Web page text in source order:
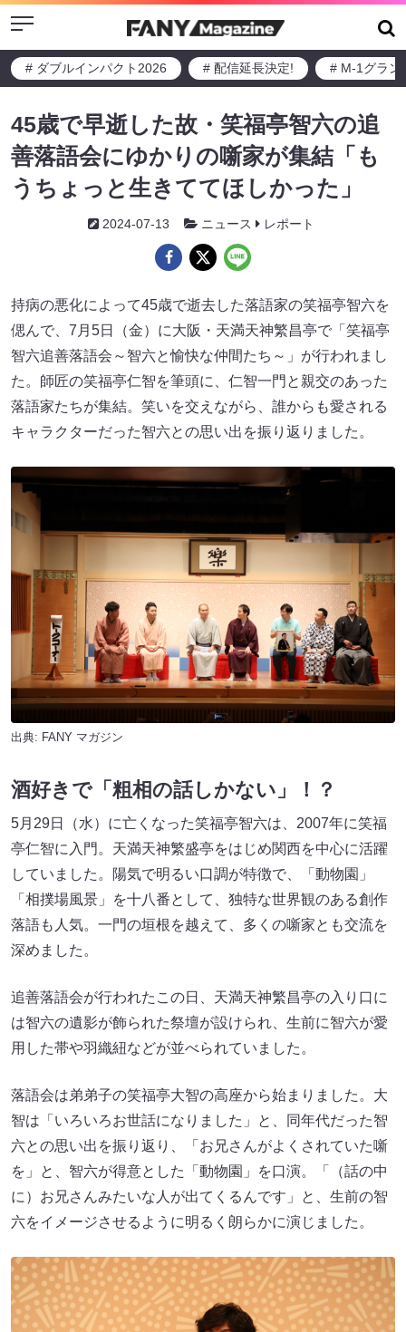
Menu
# ダブルインパクト2026 # 配信延長決定! # M-1グラン
45歳で早逝した故・笑福亭智六の追
善落語会にゆかりの噺家が集結「も
うちょっと生きててほしかった」
2024-07-13 ニュース レポート
持病の悪化によって45歳で逝去した落語家の笑福亭智六を
偲んで、7月5日（金）に大阪・天満天神繁昌亭で「笑福亭
智六追善落語会～智六と愉快な仲間たち～」が行われまし
た。師匠の笑福亭仁智を筆頭に、仁智一門と親交のあった
落語家たちが集結。笑いを交えながら、誰からも愛される
キャラクターだった智六との思い出を振り返りました。
出典: FANY マガジン
酒好きで「粗相の話しかない」！？
5月29日（水）に亡くなった笑福亭智六は、2007年に笑福
亭仁智に入門。天満天神繁盛亭をはじめ関西を中心に活躍
していました。陽気で明るい口調が特徴で、「動物園」
「相撲場風景」を十八番として、独特な世界観のある創作
落語も人気。一門の垣根を越えて、多くの噺家とも交流を
深めました。
追善落語会が行われたこの日、天満天神繁昌亭の入り口に
は智六の遺影が飾られた祭壇が設けられ、生前に智六が愛
用した帯や羽織紐などが並べられていました。
落語会は弟弟子の笑福亭大智の高座から始まりました。大
智は「いろいろお世話になりました」と、同年代だった智
六との思い出を振り返り、「お兄さんがよくされていた噺
を」と、智六が得意とした「動物園」を口演。「（話の中
に）お兄さんみたいな人が出てくるんです」と、生前の智
六をイメージさせるように明るく朗らかに演じました。